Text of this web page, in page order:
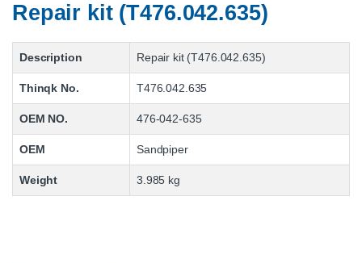
Repair kit (T476.042.635)
Description Repair kit (T476.042.635)
Thinqk No. T476.042.635
OEM NO. 476-042-635
OEM Sandpiper
Weight 3.985 kg